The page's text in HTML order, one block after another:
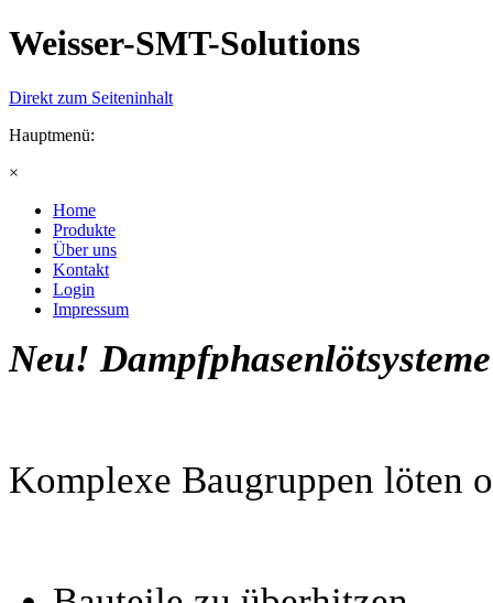
Weisser-SMT-Solutions
Direkt zum Seiteninhalt
Hauptmenü:
×
Home
Produkte
Über uns
Kontakt
Login
Impressum
Neu!
Komplexe Baugruppen löten